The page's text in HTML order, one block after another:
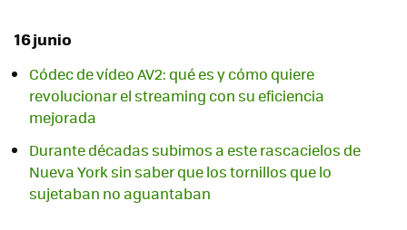
16 junio
Códec de vídeo AV2: qué es y cómo quiere
revolucionar el streaming con su eficiencia
mejorada
Durante décadas subimos a este rascacielos de
Nueva York sin saber que los tornillos que lo
sujetaban no aguantaban